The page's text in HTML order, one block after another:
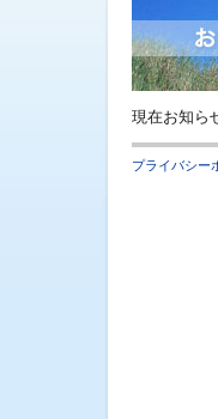
現在お知ら
プライバシー